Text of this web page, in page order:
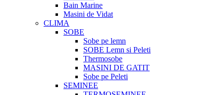
Bain Marine
Masini de Vidat
CLIMA
SOBE
Sobe pe lemn
SOBE Lemn si Peleti
Thermosobe
MASINI DE GATIT
Sobe pe Peleti
SEMINEE